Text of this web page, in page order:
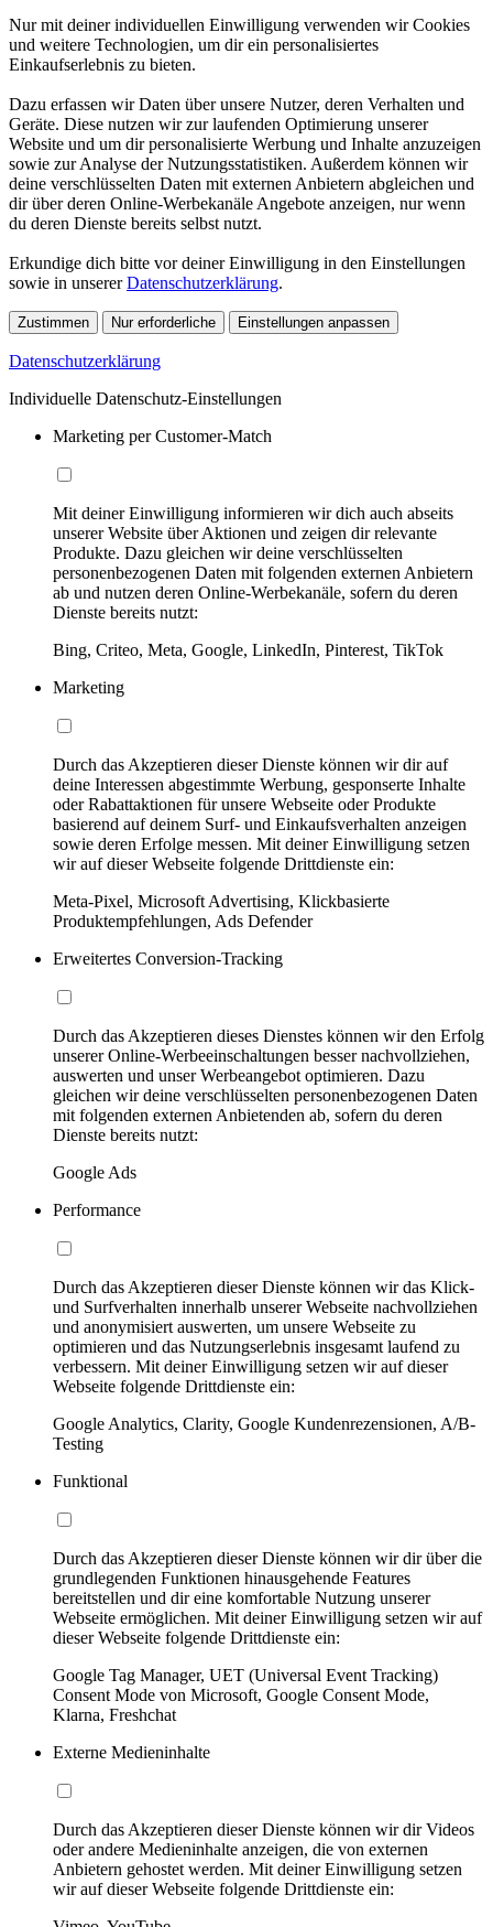
Nur mit deiner individuellen Einwilligung verwenden wir Cookies
und weitere Technologien, um dir ein personalisiertes
Einkaufserlebnis zu bieten.
Dazu erfassen wir Daten über unsere Nutzer, deren Verhalten und
Geräte. Diese nutzen wir zur laufenden Optimierung unserer
Website und um dir personalisierte Werbung und Inhalte anzuzeigen
sowie zur Analyse der Nutzungsstatistiken. Außerdem können wir
deine verschlüsselten Daten mit externen Anbietern abgleichen und
dir über deren Online-Werbekanäle Angebote anzeigen, nur wenn
du deren Dienste bereits selbst nutzt.
Erkundige dich bitte vor deiner Einwilligung in den Einstellungen
sowie in unsererDatenschutzerklärung.
Zustimmen Nur erforderliche Einstellungen anpassen
Datenschutzerklärung
Individuelle Datenschutz-Einstellungen
Marketing per Customer-Match
Mit deiner Einwilligung informieren wir dich auch abseits
unserer Website über Aktionen und zeigen dir relevante
Produkte. Dazu gleichen wir deine verschlüsselten
personenbezogenen Daten mit folgenden externen Anbietern
ab und nutzen deren Online-Werbekanäle, sofern du deren
Dienste bereits nutzt:
Bing, Criteo, Meta, Google, LinkedIn, Pinterest, TikTok
Marketing
Durch das Akzeptieren dieser Dienste können wir dir auf
deine Interessen abgestimmte Werbung, gesponserte Inhalte
oder Rabattaktionen für unsere Webseite oder Produkte
basierend auf deinem Surf- und Einkaufsverhalten anzeigen
sowie deren Erfolge messen. Mit deiner Einwilligung setzen
wir auf dieser Webseite folgende Drittdienste ein:
Meta-Pixel, Microsoft Advertising, Klickbasierte
Produktempfehlungen, Ads Defender
Erweitertes Conversion-Tracking
Durch das Akzeptieren dieses Dienstes können wir den Erfolg
unserer Online-Werbeeinschaltungen besser nachvollziehen,
auswerten und unser Werbeangebot optimieren. Dazu
gleichen wir deine verschlüsselten personenbezogenen Daten
mit folgenden externen Anbietenden ab, sofern du deren
Dienste bereits nutzt:
Google Ads
Performance
Durch das Akzeptieren dieser Dienste können wir das Klick-
und Surfverhalten innerhalb unserer Webseite nachvollziehen
und anonymisiert auswerten, um unsere Webseite zu
optimieren und das Nutzungserlebnis insgesamt laufend zu
verbessern. Mit deiner Einwilligung setzen wir auf dieser
Webseite folgende Drittdienste ein:
Google Analytics, Clarity, Google Kundenrezensionen, A/B-
Testing
Funktional
Durch das Akzeptieren dieser Dienste können wir dir über die
grundlegenden Funktionen hinausgehende Features
bereitstellen und dir eine komfortable Nutzung unserer
Webseite ermöglichen. Mit deiner Einwilligung setzen wir auf
dieser Webseite folgende Drittdienste ein:
Google Tag Manager, UET (Universal Event Tracking)
Consent Mode von Microsoft, Google Consent Mode,
Klarna, Freshchat
Externe Medieninhalte
Durch das Akzeptieren dieser Dienste können wir dir Videos
oder andere Medieninhalte anzeigen, die von externen
Anbietern gehostet werden. Mit deiner Einwilligung setzen
wir auf dieser Webseite folgende Drittdienste ein: